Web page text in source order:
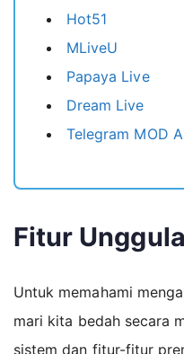
Hot51
MLiveU
Papaya Live
Dream Live
Telegram MOD
Fitur
Untuk memahami
mari kita bedah secara
sistem dan fitur-fitur